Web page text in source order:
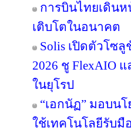
การบินไทยเดินห
เติบโตในอนาคต
Solis เปิดตัวโซลู
2026 ชู FlexAIO
ในยุโรป
“เอกนัฏ” มอบน
ใช้เทคโนโลยีรับ